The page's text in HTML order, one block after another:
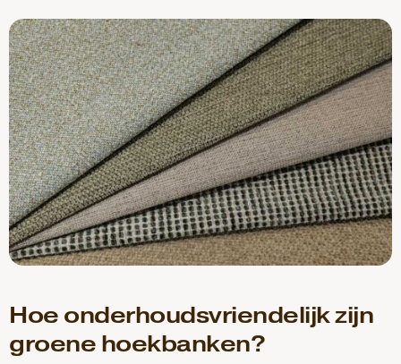
Hoe onderhoudsvriendelijk zijn
groene hoekbanken?